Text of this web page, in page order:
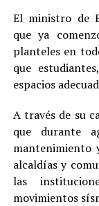
El ministro de
que ya
planteles en
que
espacios
A través de su
que durante
mantenimiento
alcaldías y
las
movimientos